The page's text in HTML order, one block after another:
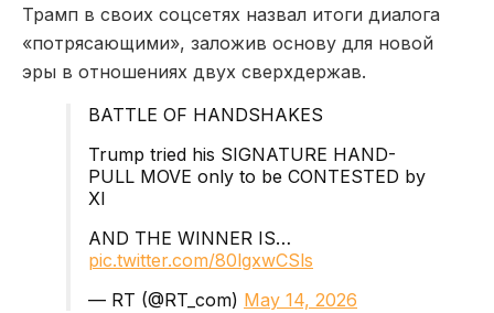
Трамп в своих соцсетях назвал итоги диалога
«потрясающими», заложив основу для новой
эры в отношениях двух сверхдержав.
BATTLE OF HANDSHAKES
Trump tried his SIGNATURE HAND-
PULL MOVE only to be CONTESTED by
XI
AND THE WINNER IS…
pic.twitter.com/80lgxwCSls
— RT (@RT_com) May 14, 2026